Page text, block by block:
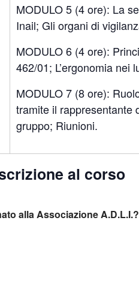
MODULO 5 (4 ore): La
Inail; Gli organi di
MODULO 6 (4 ore):
462/01; L’ergonomia nei
MODULO 7 (8 ore):
tramite il rappresentante
gruppo; Riunioni.
al corso
alla Associazione